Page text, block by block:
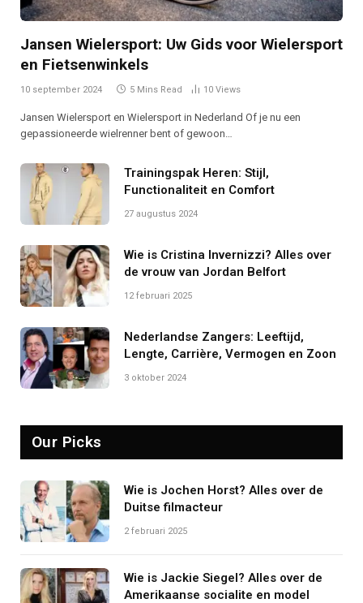
Jansen Wielersport: Uw Gids voor Wielersport
en Fietsenwinkels
10 september 2024 5 Mins Read 10 Views
Jansen Wielersport en Wielersport in Nederland Of je nu een
gepassioneerde wielrenner bent of gewoon…
Trainingspak Heren: Stijl,
Functionaliteit en Comfort
27 augustus 2024
Wie is Cristina Invernizzi? Alles over
de vrouw van Jordan Belfort
12 februari 2025
Nederlandse Zangers: Leeftijd,
Lengte, Carrière, Vermogen en Zoon
3 oktober 2024
Our Picks
Wie is Jochen Horst? Alles over de
Duitse filmacteur
2 februari 2025
Wie is Jackie Siegel? Alles over de
Amerikaanse socialite en model